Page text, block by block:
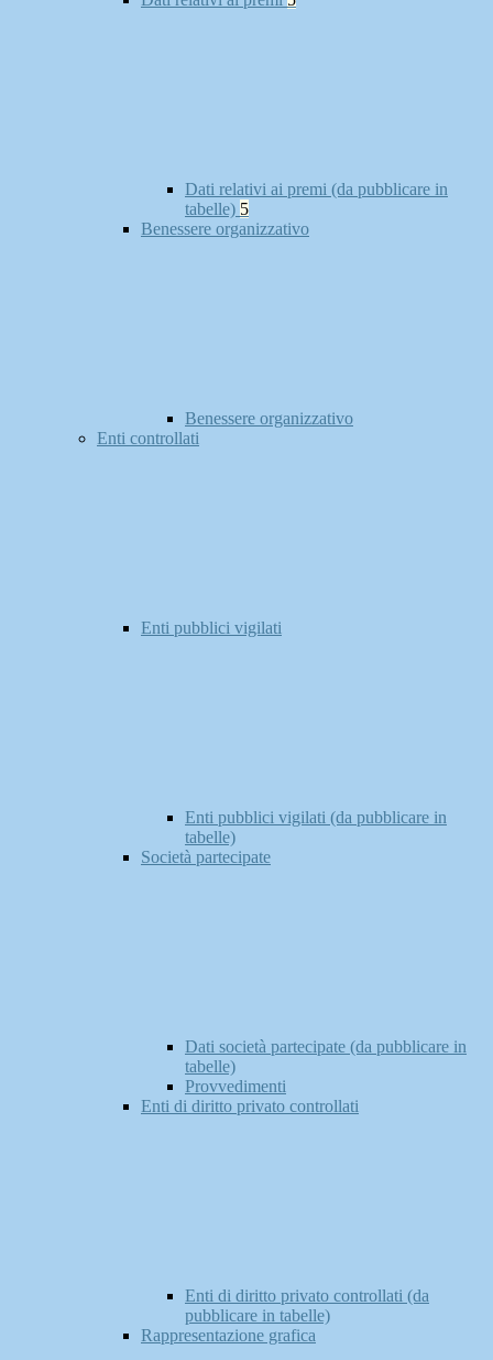
Dati relativi ai premi (da pubblicare in
tabelle) 5
Benessere organizzativo
Benessere organizzativo
Enti controllati
Enti pubblici vigilati
Enti pubblici vigilati (da pubblicare in
tabelle)
Società partecipate
Dati società partecipate (da pubblicare in
tabelle)
Provvedimenti
Enti di diritto privato controllati
Enti di diritto privato controllati (da
pubblicare in tabelle)
Rappresentazione grafica